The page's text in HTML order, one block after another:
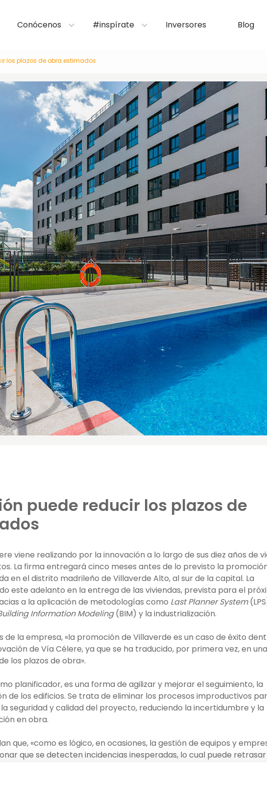
Conócenos #inspírate Inversores Blog
los plazos de obra estimados
puede reducir los plazos de
viene realizando por la innovación a lo largo de sus diez años de
La firma entregará cinco meses antes de lo previsto la
en el distrito madrileño de Villaverde Alto, al sur de la capital. La
este adelanto en la entrega de las viviendas, prevista para el
a la aplicación de metodologías como Last Planner System
Information Modeling(BIM) y la industrialización.
de la empresa, «la promoción de Villaverde es un caso de éxito
de Vía Célere, ya que se ha traducido, por primera vez, en una
los plazos de obra».
planificador, es una forma de agilizar y mejorar el seguimiento, la
de los edificios. Se trata de eliminar los procesos improductivos
seguridad y calidad del proyecto, reduciendo la incertidumbre y la
en obra.
que, «como es lógico, en ocasiones, la gestión de equipos y
que se detecten incidencias inesperadas, lo cual puede retrasar
el LPS, las posibles incidencias o incompatibilidades se detectan
se resuelvan con una mayor rapidez».